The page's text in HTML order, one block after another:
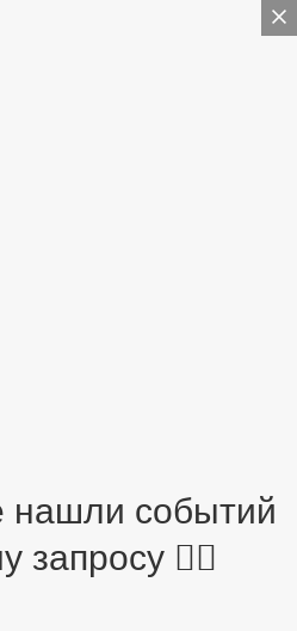
нашли событий
запросу 🤷‍♂️